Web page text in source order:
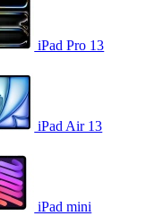
iPad Pro 13
iPad Air 13
iPad mini